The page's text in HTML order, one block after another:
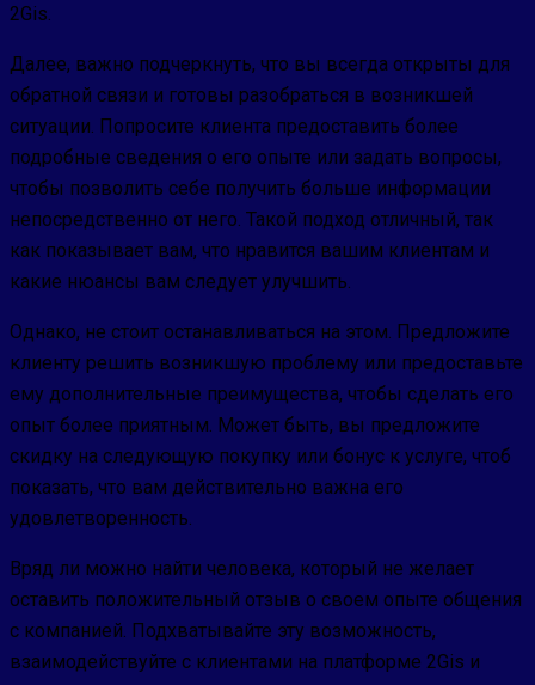
2Gis.
Далее, важно подчеркнуть, что вы всегда открыты для
обратной связи и готовы разобраться в возникшей
ситуации. Попросите клиента предоставить более
подробные сведения о его опыте или задать вопросы,
чтобы позволить себе получить больше информации
непосредственно от него. Такой подход отличный, так
как показывает вам, что нравится вашим клиентам и
какие нюансы вам следует улучшить.
Однако, не стоит останавливаться на этом. Предложите
клиенту решить возникшую проблему или предоставьте
ему дополнительные преимущества, чтобы сделать его
опыт более приятным. Может быть, вы предложите
скидку на следующую покупку или бонус к услуге, чтоб
показать, что вам действительно важна его
удовлетворенность.
Вряд ли можно найти человека, который не желает
оставить положительный отзыв о своем опыте общения
с компанией. Подхватывайте эту возможность,
взаимодействуйте с клиентами на платформе 2Gis и